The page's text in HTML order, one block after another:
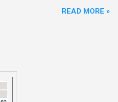
READ MORE »